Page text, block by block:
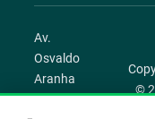
Av.
Osvaldo
Aranha
1022 –
©